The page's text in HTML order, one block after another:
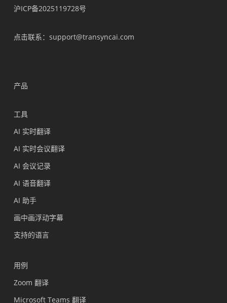
沪ICP备2025119728号
点击联系：support@transyncai.com
产品
工具
AI 实时翻译
AI 实时会议翻译
AI 会议记录
AI 语音翻译
AI 助手
画中画浮动字幕
支持的语言
用例
Zoom 翻译
Microsoft Teams 翻译